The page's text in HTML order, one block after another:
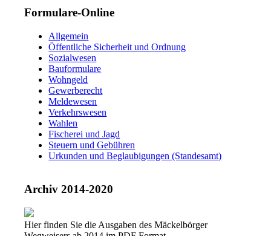
Formulare-Online
Allgemein
Öffentliche Sicherheit und Ordnung
Sozialwesen
Bauformulare
Wohngeld
Gewerberecht
Meldewesen
Verkehrswesen
Wahlen
Fischerei und Jagd
Steuern und Gebühren
Urkunden und Beglaubigungen (Standesamt)
Archiv 2014-2020
Hier finden Sie die Ausgaben des Mäckelbörger